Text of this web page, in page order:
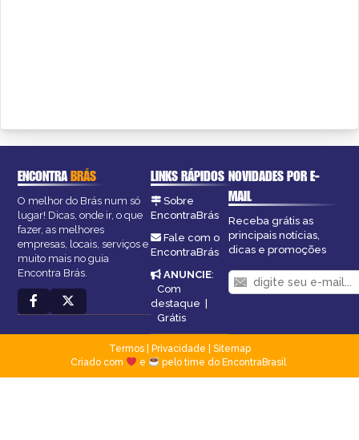
ENCONTRABRÁS
O melhor do Brás num só
lugar! Dicas, onde ir, o que
fazer, as melhores
empresas, locais, serviços e
muito mais no guia
Encontra Brás.
LINKS RÁPIDOS
Sobre
EncontraBrás
Fale com o
EncontraBrás
ANUNCIE:
Com
destaque |
Grátis
NOVIDADES POR E-
MAIL
Receba grátis as
principais notícias,
dicas e promoções
Termos| Privacidade
Sitemap
Criado com
e pelo time do EncontraBrasil